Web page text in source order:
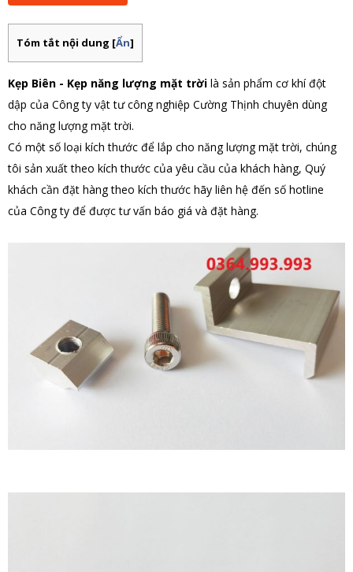
Tóm tắt nội dung [Ẩn]
Kẹp Biên - Kẹp năng lượng mặt trời là sản phẩm cơ khí đột
dập của Công ty vật tư công nghiệp Cường Thịnh chuyên dùng
cho năng lượng mặt trời.
Có một số loại kích thước để lắp cho năng lượng mặt trời, chúng
tôi sản xuất theo kích thước của yêu cầu của khách hàng, Quý
khách cần đặt hàng theo kích thước hãy liên hệ đến số hotline
của Công ty để được tư vấn báo giá và đặt hàng.